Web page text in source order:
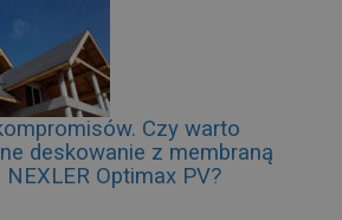
Czy warto
deskowanie z membraną
Optimax PV?